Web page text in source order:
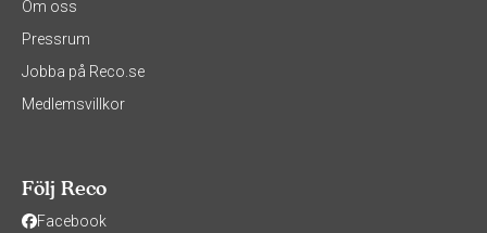
Om oss
Pressrum
Jobba på Reco.se
Medlemsvillkor
Följ Reco
Facebook